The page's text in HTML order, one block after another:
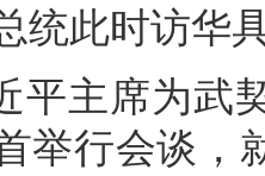
统此时访华
平主席为武
举行会谈，